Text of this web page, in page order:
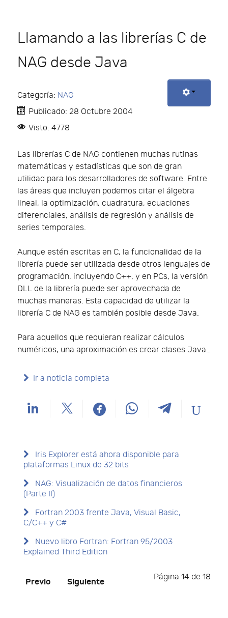
Llamando a las librerías C de
NAG desde Java
Categoría: NAG
Publicado: 28 Octubre 2004
Visto: 4778
Las librerías C de NAG contienen muchas rutinas
matemáticas y estadísticas que son de gran
utilidad para los desarrolladores de software. Entre
las áreas que incluyen podemos citar el álgebra
lineal, la optimización, cuadratura, ecuaciones
diferenciales, análisis de regresión y análisis de
series temporales.
Aunque estén escritas en C, la funcionalidad de la
librería puede ser utilizada desde otros lenguajes de
programación, incluyendo C++, y en PCs, la versión
DLL de la librería puede ser aprovechada de
muchas maneras. Esta capacidad de utilizar la
librería C de NAG es también posible desde Java.
Para aquellos que requieran realizar cálculos
numéricos, una aproximación es crear clases Java…
Ir a noticia completa
Iris Explorer está ahora disponible para
plataformas Linux de 32 bits
NAG: Visualización de datos financieros
(Parte II)
Fortran 2003 frente Java, Visual Basic,
C/C++ y C#
Nuevo libro Fortran: Fortran 95/2003
Explained Third Edition
Página 14 de 18
Previo Siguiente